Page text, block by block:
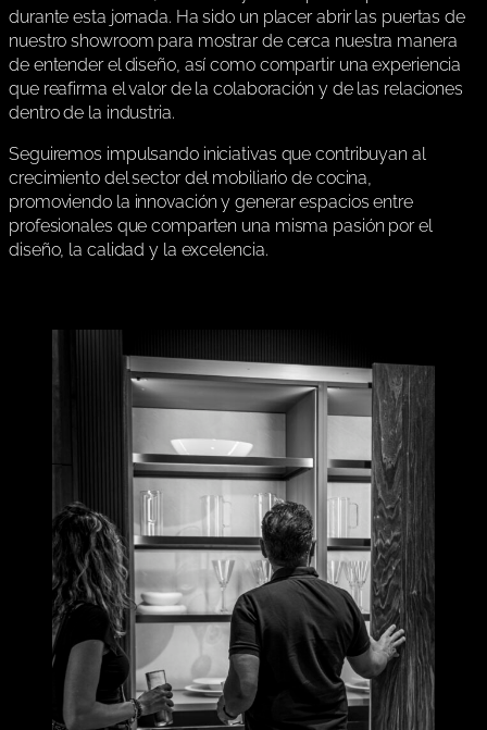
durante esta jornada. Ha sido un placer abrir las puertas de
nuestro showroom para mostrar de cerca nuestra manera
de entender el diseño, así como compartir una experiencia
que reafirma el valor de la colaboración y de las relaciones
dentro de la industria.
Seguiremos impulsando iniciativas que contribuyan al
crecimiento del sector del mobiliario de cocina,
promoviendo la innovación y generar espacios entre
profesionales que comparten una misma pasión por el
diseño, la calidad y la excelencia.